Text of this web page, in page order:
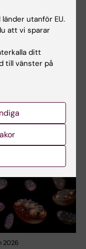
2026
utanför EU.
att vi sparar
ditt
till vänster på